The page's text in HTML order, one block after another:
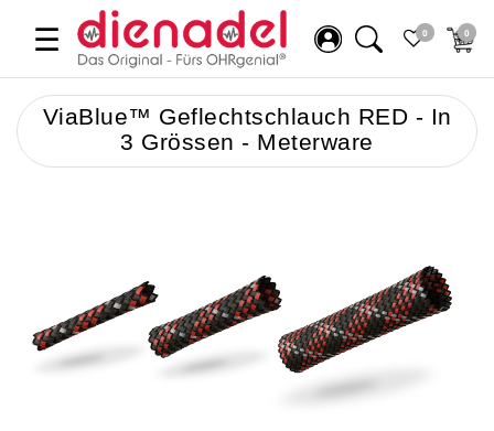
☰ 0 0
ViaBlue™ Geflechtschlauch RED - In
3 Grössen - Meterware